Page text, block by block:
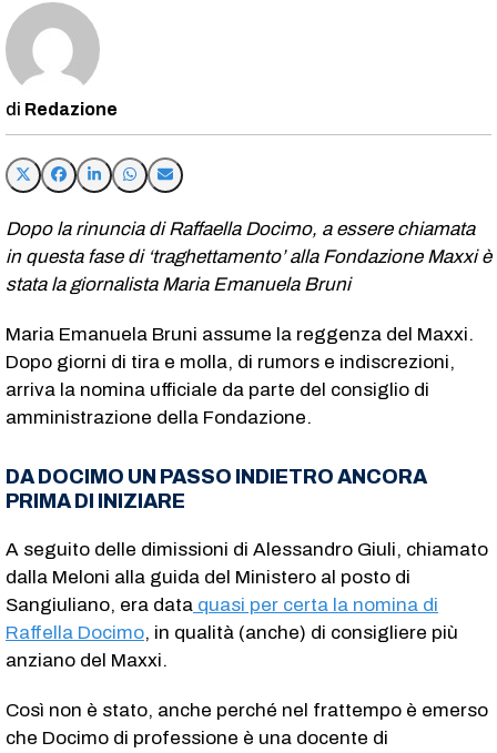
Redazione
Dopo la rinuncia di Raffaella Docimo, a essere chiamata
in questa fase di ‘traghettamento’ alla Fondazione Maxxi è
stata la giornalista Maria Emanuela Bruni
Maria Emanuela Bruni assume la reggenza del Maxxi.
Dopo giorni di tira e molla, di rumors e indiscrezioni,
arriva la nomina ufficiale da parte del consiglio di
amministrazione della Fondazione.
DA DOCIMO UN PASSO INDIETRO ANCORA
PRIMA DI INIZIARE
A seguito delle dimissioni di Alessandro Giuli, chiamato
dalla Meloni alla guida del Ministero al posto di
Sangiuliano, era data quasi per certa la nomina di
Raffella Docimo, in qualità (anche) di consigliere più
anziano del Maxxi.
Così non è stato, anche perché nel frattempo è emerso
che Docimo di professione è una docente di